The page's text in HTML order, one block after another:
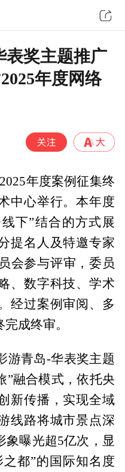
表奖主题推广
年度网络
年度案例征集终
中心举行。本年度
下”结合的方式展
提名人及特邀专家
会参与评审，委员
、数字科技、学术
经过案例审阅、多
成终审。
游青岛-华表奖主题
”融合模式，依托央
新传播，实现全域
线路将城市景点深
象曝光超5亿次，显
都”的国际知名度